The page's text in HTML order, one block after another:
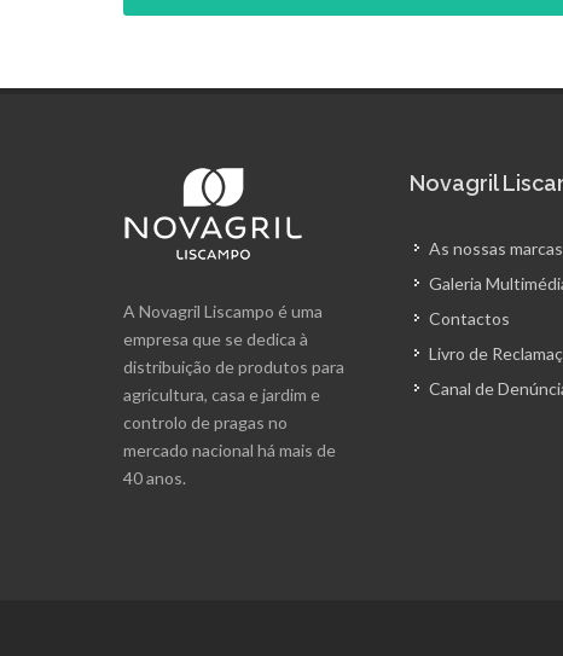
A Novagril Liscampo é uma
empresa que se dedica à
distribuição de produtos para
agricultura, casa e jardim e
controlo de pragas no
mercado nacional há mais de
40 anos.
Novagril
As nossas marcas
Galeria
Contactos
Livro de
Canal de